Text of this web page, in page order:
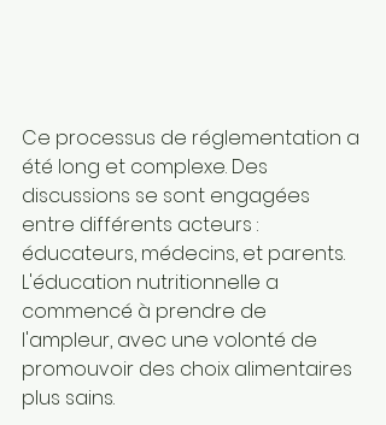
Ce processus de réglementation a
été long et complexe. Des
discussions se sont engagées
entre différents acteurs :
éducateurs, médecins, et parents.
L'éducation nutritionnelle a
commencé à prendre de
l'ampleur, avec une volonté de
promouvoir des choix alimentaires
plus sains.